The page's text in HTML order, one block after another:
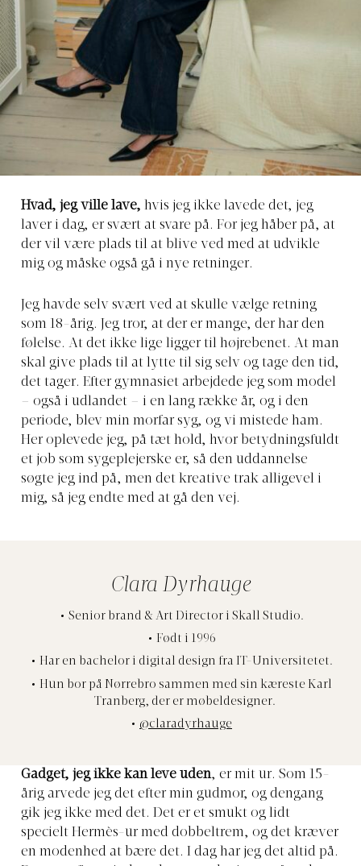
Hvad, jeg ville lave, hvis jeg ikke lavede det, jeg
laver i dag, er svært at svare på. For jeg håber på, at
der vil være plads til at blive ved med at udvikle
mig og måske også gå i nye retninger.
Jeg havde selv svært ved at skulle vælge retning
som 18-årig. Jeg tror, at der er mange, der har den
følelse. At det ikke lige ligger til højrebenet. At man
skal give plads til at lytte til sig selv og tage den tid,
det tager. Efter gymnasiet arbejdede jeg som model
– også i udlandet – i en lang række år, og i den
periode, blev min morfar syg, og vi mistede ham.
Her oplevede jeg, på tæt hold, hvor betydningsfuldt
et job som sygeplejerske er, så den uddannelse
søgte jeg ind på, men det kreative trak alligevel i
mig, så jeg endte med at gå den vej.
Clara Dyrhauge
Senior brand & Art Director i Skall Studio.
Født i 1996
Har en bachelor i digital design fra IT-Universitetet.
Hun bor på Nørrebro sammen med sin kæreste Karl
Tranberg, der er møbeldesigner.
@claradyrhauge
Gadget, jeg ikke kan leve uden, er mit ur. Som 15-
årig arvede jeg det efter min gudmor, og dengang
gik jeg ikke med det. Det er et smukt og lidt
specielt Hermès-ur med dobbeltrem, og det kræver
en modenhed at bære det. I dag har jeg det altid på.